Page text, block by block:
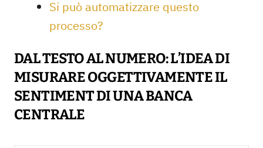
Si può automatizzare questo
processo?
DAL TESTO AL NUMERO: L’IDEA DI
MISURARE OGGETTIVAMENTE IL
SENTIMENT DI UNA BANCA
CENTRALE